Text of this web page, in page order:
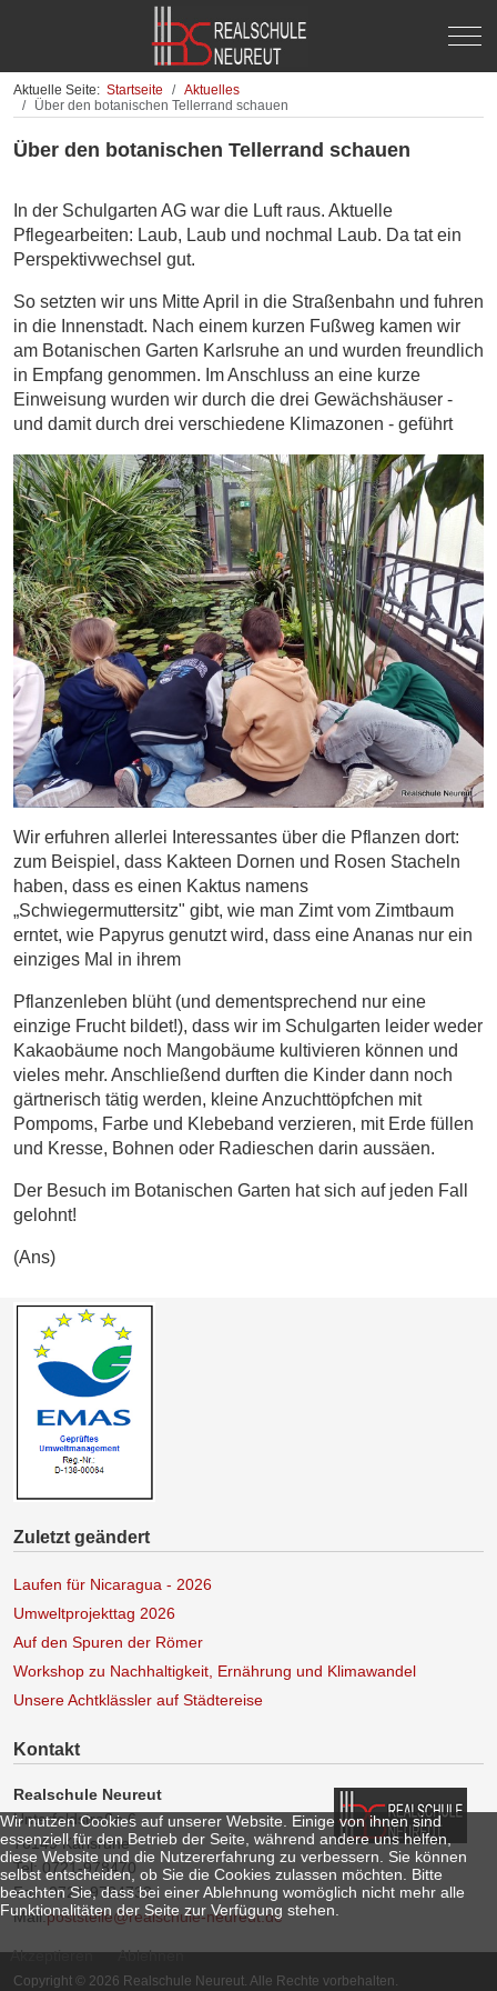
Off-
Aktuelle Seite: Startseite
Aktuelles
Über den botanischen Tellerrand schauen
Über den botanischen Tellerrand schauen
In der Schulgarten AG war die Luft raus. Aktuelle
Pflegearbeiten: Laub, Laub und nochmal Laub. Da tat ein
Perspektivwechsel gut.
So setzten wir uns Mitte April in die Straßenbahn und fuhren
in die Innenstadt. Nach einem kurzen Fußweg kamen wir
am Botanischen Garten Karlsruhe an und wurden freundlich
in Empfang genommen. Im Anschluss an eine kurze
Einweisung wurden wir durch die drei Gewächshäuser -
und damit durch drei verschiedene Klimazonen - geführt
Wir erfuhren allerlei Interessantes über die Pflanzen dort:
zum Beispiel, dass Kakteen Dornen und Rosen Stacheln
haben, dass es einen Kaktus namens
„Schwiegermuttersitz" gibt, wie man Zimt vom Zimtbaum
erntet, wie Papyrus genutzt wird, dass eine Ananas nur ein
einziges Mal in ihrem
Pflanzenleben blüht (und dementsprechend nur eine
einzige Frucht bildet!), dass wir im Schulgarten leider weder
Kakaobäume noch Mangobäume kultivieren können und
vieles mehr. Anschließend durften die Kinder dann noch
gärtnerisch tätig werden, kleine Anzuchttöpfchen mit
Pompoms, Farbe und Klebeband verzieren, mit Erde füllen
und Kresse, Bohnen oder Radieschen darin aussäen.
Der Besuch im Botanischen Garten hat sich auf jeden Fall
gelohnt!
(Ans)
Zuletzt geändert
Laufen für Nicaragua - 2026
Umweltprojekttag 2026
Auf den Spuren der Römer
Workshop zu Nachhaltigkeit, Ernährung und Klimawandel
Unsere Achtklässler auf Städtereise
Kontakt
Realschule Neureut
Unterfeldstraße 6
76149 Karlsruhe
Tel: 0721-978470
Fax: 0721-9784733
Mail:poststelle@realschule-neureut.de
Copyright © 2026 Realschule Neureut. Alle Rechte vorbehalten.
Wir nutzen Cookies auf unserer Website. Einige von ihnen sind
essenziell für den Betrieb der Seite, während andere uns helfen,
diese Website und die Nutzererfahrung zu verbessern. Sie können
selbst entscheiden, ob Sie die Cookies zulassen möchten. Bitte
beachten Sie, dass bei einer Ablehnung womöglich nicht mehr alle
Funktionalitäten der Seite zur Verfügung stehen.
Akzeptieren Ablehnen